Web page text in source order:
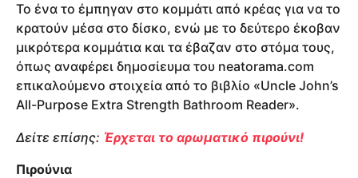
Το ένα το έμπηγαν στο κομμάτι από κρέας για να το
κρατούν μέσα στο δίσκο, ενώ με το δεύτερο έκοβαν
μικρότερα κομμάτια και τα έβαζαν στο στόμα τους,
όπως αναφέρει δημοσίευμα του neatorama.com
επικαλούμενο στοιχεία από το βιβλίο «Uncle John’s
All-Purpose Extra Strength Bathroom Reader».
Δείτε επίσης: Έρχεται το αρωματικό πιρούνι!
Πιρούνια